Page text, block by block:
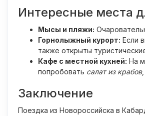
Интересные места
Мысы и пляжи:
Горнолыжный курорт: Если
также открыты
Кафе с местной кухней: На
попробовать салат из крабов
Заключение
Поездка из Новороссийска в